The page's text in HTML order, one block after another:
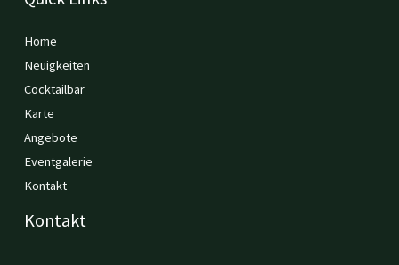
Home
Neuigkeiten
Cocktailbar
Karte
Angebote
Eventgalerie
Kontakt
Kontakt